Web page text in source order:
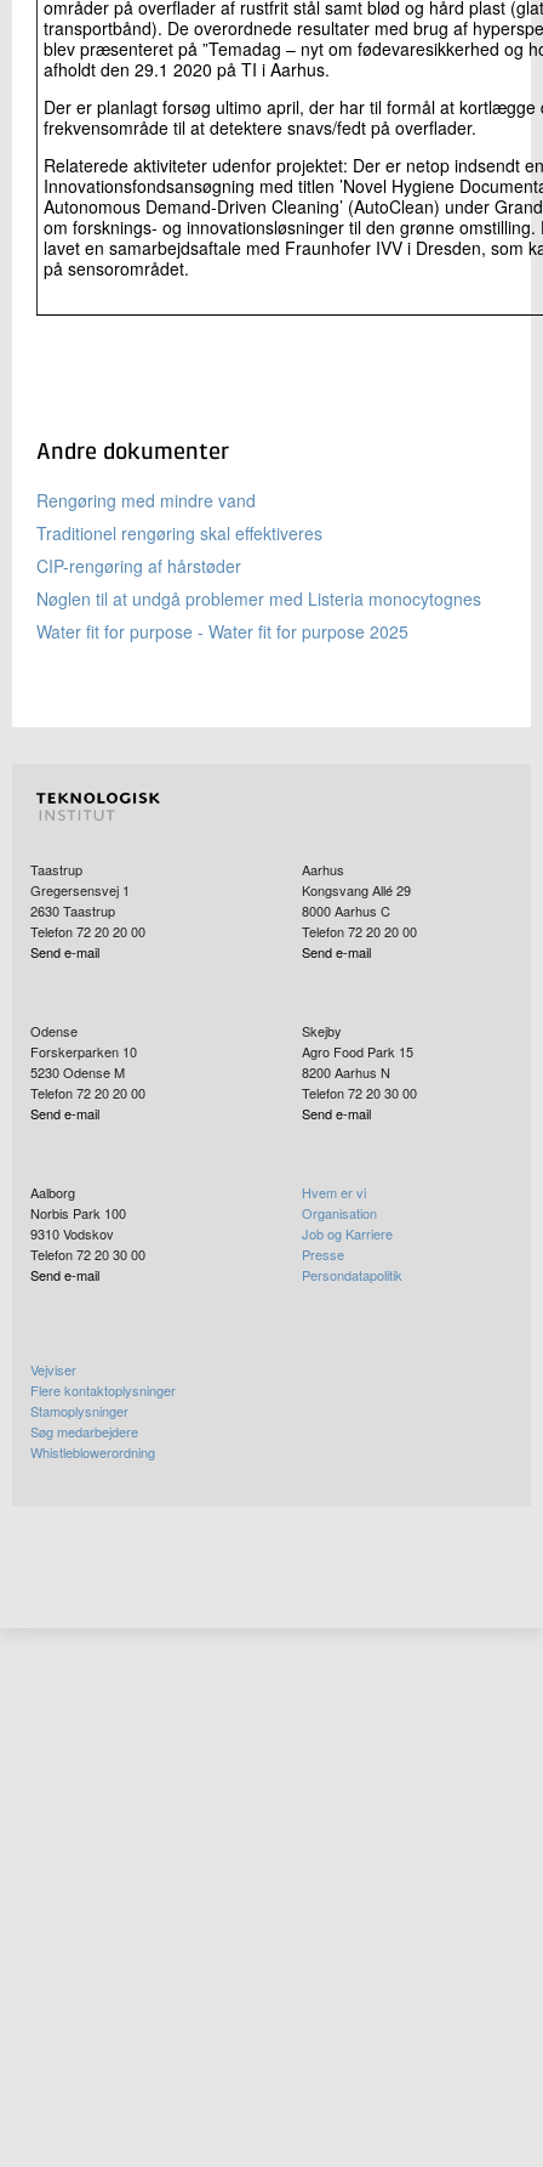
områder på overflader af rustfrit stål samt blød og hård plast
transportbånd). De overordnede resultater med brug af
blev præsenteret på ”Temadag – nyt om fødevaresikkerhed og
afholdt den 29.1 2020 på TI i Aarhus.
Der er planlagt forsøg ultimo april, der har til formål at kortlægge
frekvensområde til at detektere snavs/fedt på overflader.
Relaterede aktiviteter udenfor projektet: Der er netop indsendt en
Innovationsfondsansøgning med titlen ’Novel Hygiene
Autonomous Demand-Driven Cleaning’ (AutoClean) under
om forsknings- og innovationsløsninger til den grønne
lavet en samarbejdsaftale med Fraunhofer IVV i Dresden, som
på sensorområdet.
Andre dokumenter
Rengøring med mindre vand
Traditionel rengøring skal effektiveres
CIP-rengøring af hårstøder
Nøglen til at undgå problemer med Listeria monocytognes
Water fit for purpose - Water fit for purpose 2025
Taastrup
Gregersensvej 1
2630Taastrup
Telefon 72 20 20 00
Send e-mail
Aarhus
Kongsvang Allé 29
8000Aarhus C
Telefon 72 20 20 00
Send e-mail
Odense
Forskerparken 10
5230Odense M
Telefon 72 20 20 00
Send e-mail
Skejby
Agro Food Park 15
8200Aarhus N
Telefon 72 20 30 00
Send e-mail
Aalborg
Norbis Park 100
9310Vodskov
Telefon 72 20 30 00
Send e-mail
Hvem er vi
Organisation
Job og Karriere
Presse
Persondatapolitik
Vejviser
Flere kontaktoplysninger
Stamoplysninger
Søg medarbejdere
Whistleblowerordning